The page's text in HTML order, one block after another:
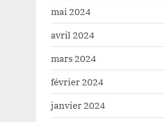
mai 2024
avril 2024
mars 2024
février 2024
janvier 2024